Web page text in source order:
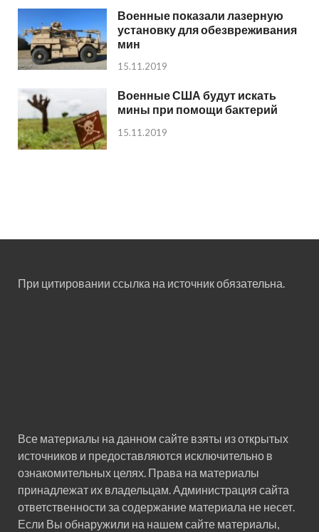
Военные показали лазерную
установку для обезвреживания
мин
15.11.2019
Военные США будут искать
мины при помощи бактерий
15.11.2019
При цитировании ссылка на источник обязательна.
Все материалы на данном сайте взяты из открытых
источников и предоставляются исключительно в
ознакомительных целях. Права на материалы
принадлежат их владельцам. Администрация сайта
ответственности за содержание материала не несет.
Если Вы обнаружили на нашем сайте материалы,